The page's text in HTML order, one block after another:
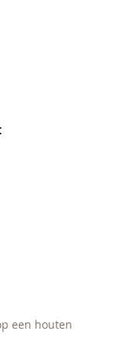
een houten